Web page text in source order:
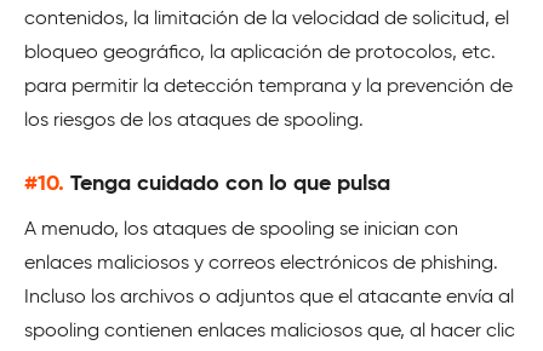
contenidos, la limitación de la velocidad de solicitud, el
bloqueo geográfico, la aplicación de protocolos, etc.
para permitir la detección temprana y la prevención de
los riesgos de los ataques de spooling.
#10. Tenga cuidado con lo que pulsa
A menudo, los ataques de spooling se inician con
enlaces maliciosos y correos electrónicos de phishing.
Incluso los archivos o adjuntos que el atacante envía al
spooling contienen enlaces maliciosos que, al hacer clic